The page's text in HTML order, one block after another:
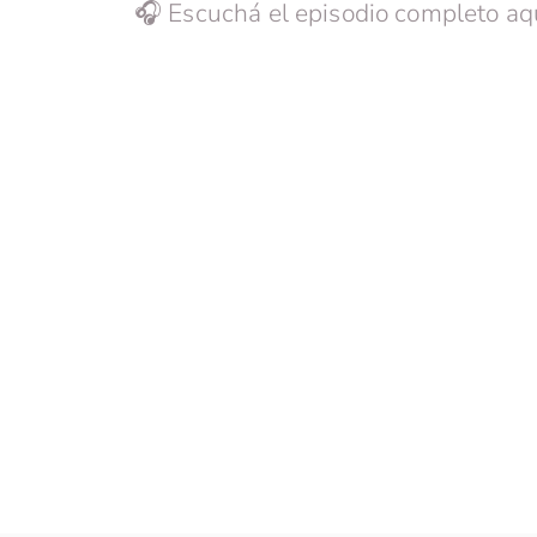
🎧 Escuchá el episodio completo